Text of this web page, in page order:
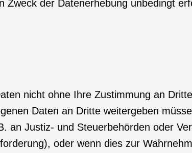
der Datenerhebung unbedingt
nicht ohne Ihre Zustimmung an
Daten an Dritte weitergeben
an Justiz- und Steuerbehörden oder
oder wenn dies zur